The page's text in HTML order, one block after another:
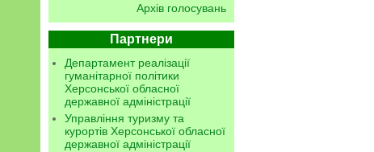
Архів голосувань
Партнери
Департамент реалізації
гуманітарної політики
Херсонської обласної
державної адміністрації
Управління туризму та
курортів Херсонської обласної
державної адміністрації